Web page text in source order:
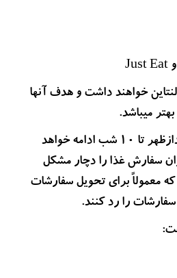
روز ولنتاین خواهند داشت و هدف آنها
میباشد.
اعتصابی که از ساعت 5 بعدازظهر تا 10 شب ادامه خواهد
سفارش غذا را دچار مشکل
که معمولاً برای تحویل سفارشات
را رد کنند.